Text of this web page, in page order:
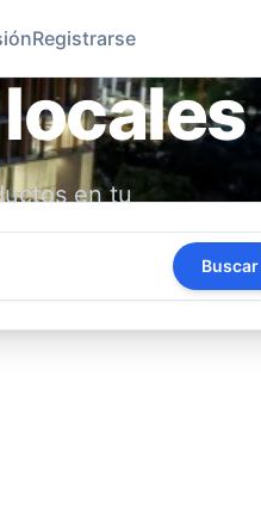
Registrarse
en tu
y apoya tu
Buscar